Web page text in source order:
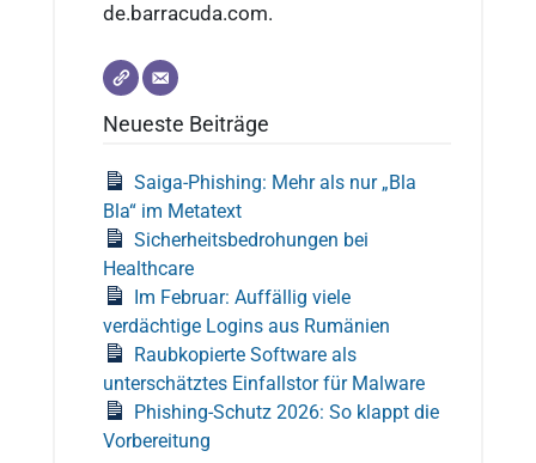
de.barracuda.com.
Neueste Beiträge
Saiga-Phishing: Mehr als nur „Bla
Bla“ im Metatext
Sicherheitsbedrohungen bei
Healthcare
Im Februar: Auffällig viele
verdächtige Logins aus Rumänien
Raubkopierte Software als
unterschätztes Einfallstor für Malware
Phishing-Schutz 2026: So klappt die
Vorbereitung